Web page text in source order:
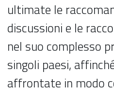
ultimate le
discussioni e le
nel suo complesso
singoli paesi,
affrontate in modo